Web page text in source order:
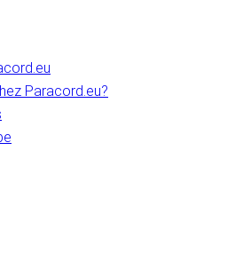
Paracord.eu?